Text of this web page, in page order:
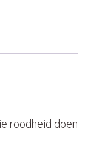
roodheid doen